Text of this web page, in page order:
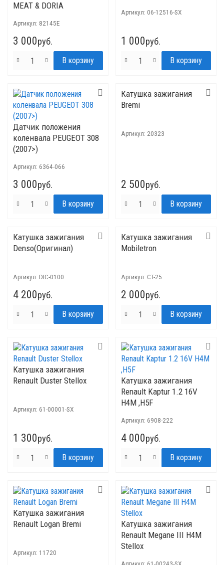
MEAT & DORIA
Артикул: 82145E
3 000руб.
Артикул: 06-12516-SX
1 000руб.
Датчик положения
коленвала PEUGEOT 308
(2007>)
Артикул: 6364-066
3 000руб.
Катушка зажигания
Bremi
Артикул: 20323
2 500руб.
Катушка зажигания
Denso(Оригинал)
Артикул: DIC-0100
4 200руб.
Катушка зажигания
Mobiletron
Артикул: CT-25
2 000руб.
Катушка зажигания
Renault Duster Stellox
Артикул: 61-00001-SX
1 300руб.
Катушка зажигания
Renault Kaptur 1.2 16V
H4M ,H5F
Артикул: 6908-222
4 000руб.
Катушка зажигания
Renault Logan Bremi
Артикул: 11720
Катушка зажигания
Renault Megane III H4M
Stellox